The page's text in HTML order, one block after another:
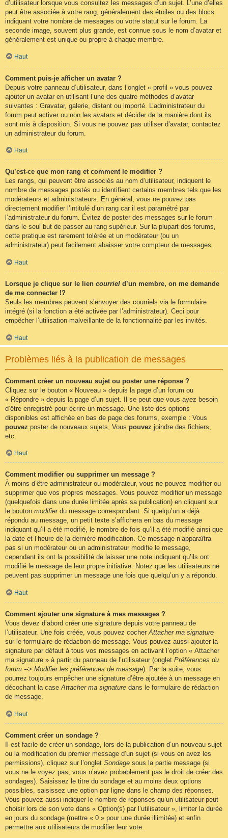
d’utilisateur lorsque vous consultez les messages d’un sujet. L’une d’elles
peut être associée à votre rang, généralement des étoiles ou des blocs
indiquant votre nombre de messages ou votre statut sur le forum. La
seconde image, souvent plus grande, est connue sous le nom d’avatar et
généralement est unique ou propre à chaque membre.
Haut
Comment puis-je afficher un avatar ?
Depuis votre panneau d’utilisateur, dans l’onglet « profil » vous pouvez
ajouter un avatar en utilisant l’une des quatre méthodes d’avatar
suivantes : Gravatar, galerie, distant ou importé. L’administrateur du
forum peut activer ou non les avatars et décider de la manière dont ils
sont mis à disposition. Si vous ne pouvez pas utiliser d’avatar, contactez
un administrateur du forum.
Haut
Qu’est-ce que mon rang et comment le modifier ?
Les rangs, qui peuvent être associés au nom d’utilisateur, indiquent le
nombre de messages postés ou identifient certains membres tels que les
modérateurs et administrateurs. En général, vous ne pouvez pas
directement modifier l’intitulé d’un rang car il est paramétré par
l’administrateur du forum. Évitez de poster des messages sur le forum
dans le seul but de passer au rang supérieur. Sur la plupart des forums,
cette pratique est rarement tolérée et un modérateur (ou un
administrateur) peut facilement abaisser votre compteur de messages.
Haut
Lorsque je clique sur le lien courriel d’un membre, on me demande
de me connecter !?
Seuls les membres peuvent s’envoyer des courriels via le formulaire
intégré (si la fonction a été activée par l’administrateur). Ceci pour
empêcher l’utilisation malveillante de la fonctionnalité par les invités.
Haut
Problèmes liés à la publication de messages
Comment créer un nouveau sujet ou poster une réponse ?
Cliquez sur le bouton « Nouveau » depuis la page d’un forum ou
« Répondre » depuis la page d’un sujet. Il se peut que vous ayez besoin
d’être enregistré pour écrire un message. Une liste des options
disponibles est affichée en bas de page des forums, exemple : Vous
pouvez poster de nouveaux sujets, Vous pouvez joindre des fichiers,
etc.
Haut
Comment modifier ou supprimer un message ?
À moins d’être administrateur ou modérateur, vous ne pouvez modifier ou
supprimer que vos propres messages. Vous pouvez modifier un message
(quelquefois dans une durée limitée après sa publication) en cliquant sur
le bouton modifierdu message correspondant. Si quelqu’un a déjà
répondu au message, un petit texte s’affichera en bas du message
indiquant qu’il a été modifié, le nombre de fois qu’il a été modifié ainsi que
la date et l’heure de la dernière modification. Ce message n’apparaîtra
pas si un modérateur ou un administrateur modifie le message,
cependant ils ont la possibilité de laisser une note indiquant qu’ils ont
modifié le message de leur propre initiative. Notez que les utilisateurs ne
peuvent pas supprimer un message une fois que quelqu’un y a répondu.
Haut
Comment ajouter une signature à mes messages ?
Vous devez d’abord créer une signature depuis votre panneau de
l’utilisateur. Une fois créée, vous pouvez cocherAttacher ma signature
sur le formulaire de rédaction de message. Vous pouvez aussi ajouter la
signature par défaut à tous vos messages en activant l’option « Attacher
ma signature » à partir du panneau de l’utilisateur (onglet Préférences du
forum --> Modifier les préférences de message). Par la suite, vous
pourrez toujours empêcher une signature d’être ajoutée à un message en
décochant la caseAttacher ma signature dans le formulaire de rédaction
de message.
Haut
Comment créer un sondage ?
Il est facile de créer un sondage, lors de la publication d’un nouveau sujet
ou la modification du premier message d’un sujet (si vous en avez les
permissions), cliquez sur l’onglet Sondage sous la partie message (si
vous ne le voyez pas, vous n’avez probablement pas le droit de créer des
sondages). Saisissez le titre du sondage et au moins deux options
possibles, saisissez une option par ligne dans le champ des réponses.
Vous pouvez aussi indiquer le nombre de réponses qu’un utilisateur peut
choisir lors de son vote dans « Option(s) par l’utilisateur », limiter la durée
en jours du sondage (mettre « 0 » pour une durée illimitée) et enfin
permettre aux utilisateurs de modifier leur vote.